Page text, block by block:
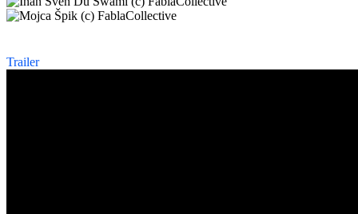
Trailer